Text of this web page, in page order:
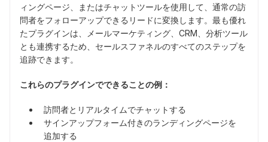
ィングページ、またはチャットツールを使用して、通常の訪
問者をフォローアップできるリードに変換します。最も優れ
たプラグインは、メールマーケティング、CRM、分析ツール
とも連携するため、セールスファネルのすべてのステップを
追跡できます。
これらのプラグインでできることの例：
訪問者とリアルタイムでチャットする
サインアップフォーム付きのランディングページを
追加する